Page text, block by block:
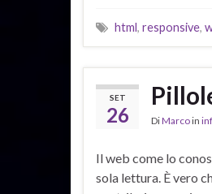
html, responsive,
SET
26 DiMarcoin
Il web come lo
sola lettura. È vero